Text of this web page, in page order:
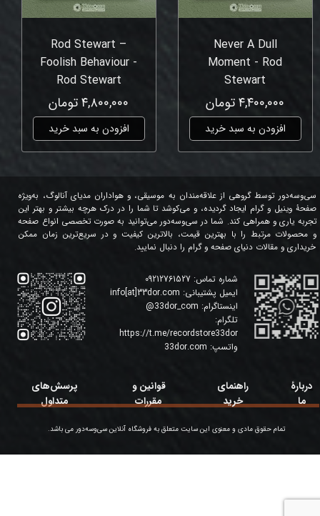
Never A Dull
Moment - Rod
Stewart
۴,۴۰۰,۰۰۰ تومان
افزودن به سبد خرید
Rod Stewart –
Foolish Behaviour -
Rod Stewart
۴,۸۰۰,۰۰۰ تومان
افزودن به سبد خرید
شماره تماس:
ایمیل پشتیبانی: info[at]33dor.com
اینستاگرام: 33dor_com
@
تلگرام:
https://t.me/recordstore33dor
واتسپ: 33dor.com
سی‌وسه‌دور توسط گروهی از علاقه‌مندان به موسیقی، و هواداران مدیای آنالوگ، به‌ویژه
صفحۀ وینیل و گرام ایجاد گردیده، و می‌کوشد تا شما را در درک هرچه بیشتر و بهتر این
تجربه یاری و همراهی کند. شما در سی‌وسه‌دور می‌توانید به صورت تخصصی انواع صفحه
و محصولات مرتبط را با بهترین قیمت، بالاترین کیفیت و در سریع‌ترین زمان ممکن
خریداری و مقالات دنیای صفحه و گرام را دنبال نمایید.
تمام حقوق مادی و معنوی این سایت متعلق به فروشگاه آنلاین سی‌وسه‌دور می باشد.
دربارۀ
ما
قوانین و
مقررات
پرسش‌های
متداول
راهنمای
خرید